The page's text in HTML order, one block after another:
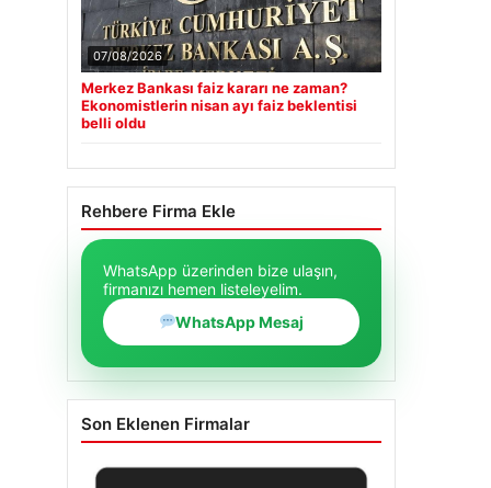
07/08/2026
Merkez Bankası faiz kararı ne zaman?
Ekonomistlerin nisan ayı faiz beklentisi
belli oldu
Rehbere Firma Ekle
WhatsApp üzerinden bize ulaşın,
firmanızı hemen listeleyelim.
WhatsApp Mesaj
Son Eklenen Firmalar